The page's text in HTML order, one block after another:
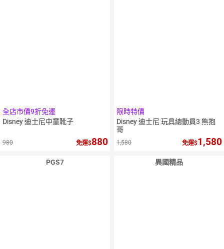
全店市價9折免運
Disney 迪士尼中童靴子
980 免運 880
限時特價
Disney 迪士尼 玩具總動員3 熊抱
哥
1,580 免運 1,580
PGS7 異國精品